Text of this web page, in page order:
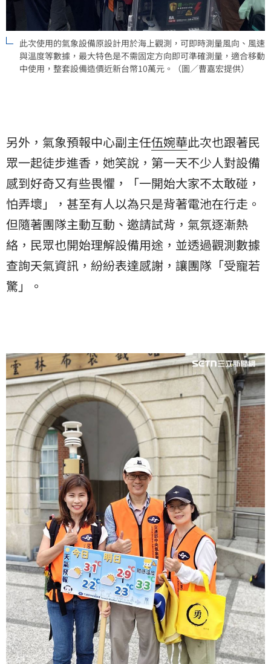
此次使用的氣象設備原設計用於海上觀測，可即時測量風向、風速
與溫度等數據，最大特色是不需固定方向即可準確測量，適合移動
中使用，整套設備造價近新台幣10萬元。（圖／曹嘉宏提供）
另外，氣象預報中心副主任伍婉華此次也跟著民
眾一起徒步進香，她笑說，第一天不少人對設備
感到好奇又有些畏懼，「一開始大家不太敢碰，
怕弄壞」，甚至有人以為只是背著電池在行走。
但隨著團隊主動互動、邀請試背，氣氛逐漸熱
絡，民眾也開始理解設備用途，並透過觀測數據
查詢天氣資訊，紛紛表達感謝，讓團隊「受寵若
驚」。